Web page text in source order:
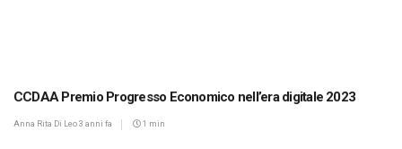
CCDAA Premio Progresso Economico nell’era digitale 2023
Anna Rita Di Leo 3 anni fa 1 min